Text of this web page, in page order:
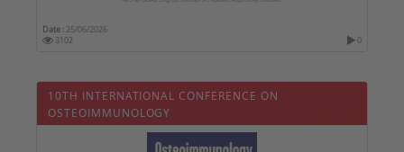
Date : 25/06/2026
3102
0
10TH INTERNATIONAL CONFERENCE ON
OSTEOIMMUNOLOGY